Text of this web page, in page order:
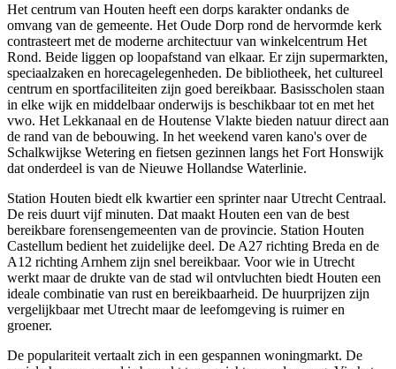
Het centrum van Houten heeft een dorps karakter ondanks de
omvang van de gemeente. Het Oude Dorp rond de hervormde kerk
contrasteert met de moderne architectuur van winkelcentrum Het
Rond. Beide liggen op loopafstand van elkaar. Er zijn supermarkten,
speciaalzaken en horecagelegenheden. De bibliotheek, het cultureel
centrum en sportfaciliteiten zijn goed bereikbaar. Basisscholen staan
in elke wijk en middelbaar onderwijs is beschikbaar tot en met het
vwo. Het Lekkanaal en de Houtense Vlakte bieden natuur direct aan
de rand van de bebouwing. In het weekend varen kano's over de
Schalkwijkse Wetering en fietsen gezinnen langs het Fort Honswijk
dat onderdeel is van de Nieuwe Hollandse Waterlinie.
Station Houten biedt elk kwartier een sprinter naar Utrecht Centraal.
De reis duurt vijf minuten. Dat maakt Houten een van de best
bereikbare forensengemeenten van de provincie. Station Houten
Castellum bedient het zuidelijke deel. De A27 richting Breda en de
A12 richting Arnhem zijn snel bereikbaar. Voor wie in Utrecht
werkt maar de drukte van de stad wil ontvluchten biedt Houten een
ideale combinatie van rust en bereikbaarheid. De huurprijzen zijn
vergelijkbaar met Utrecht maar de leefomgeving is ruimer en
groener.
De populariteit vertaalt zich in een gespannen woningmarkt. De